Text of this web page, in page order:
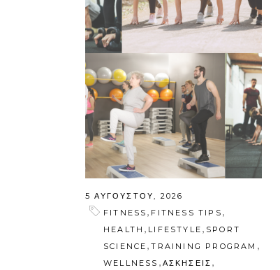
5 ΑΥΓΟΎΣΤΟΥ, 2026
FITNESS , FITNESS TIPS ,
HEALTH , LIFESTYLE , SPORT
SCIENCE ,TRAINING PROGRAM ,
WELLNESS , ΑΣΚΗΣΕΙΣ ,